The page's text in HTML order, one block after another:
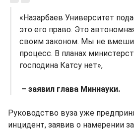
«Назарбаев Университет
это его право. Это
своим законом. Мы не
процесс. В планах
господина Катсу нет»,
– заявил глава Миннауки.
Руководство вуза уже
инцидент, заявив о намерении